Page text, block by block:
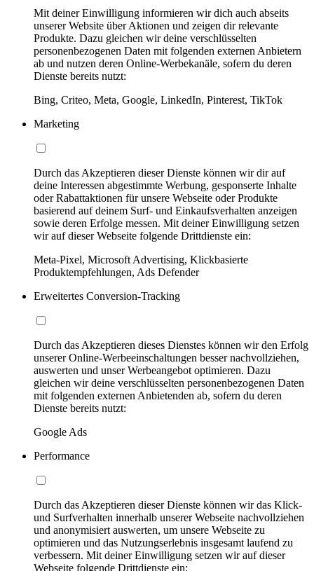
Mit deiner Einwilligung informieren wir dich auch abseits
unserer Website über Aktionen und zeigen dir relevante
Produkte. Dazu gleichen wir deine verschlüsselten
personenbezogenen Daten mit folgenden externen Anbietern
ab und nutzen deren Online-Werbekanäle, sofern du deren
Dienste bereits nutzt:
Bing, Criteo, Meta, Google, LinkedIn, Pinterest, TikTok
Marketing
Durch das Akzeptieren dieser Dienste können wir dir auf
deine Interessen abgestimmte Werbung, gesponserte Inhalte
oder Rabattaktionen für unsere Webseite oder Produkte
basierend auf deinem Surf- und Einkaufsverhalten anzeigen
sowie deren Erfolge messen. Mit deiner Einwilligung setzen
wir auf dieser Webseite folgende Drittdienste ein:
Meta-Pixel, Microsoft Advertising, Klickbasierte
Produktempfehlungen, Ads Defender
Erweitertes Conversion-Tracking
Durch das Akzeptieren dieses Dienstes können wir den Erfolg
unserer Online-Werbeeinschaltungen besser nachvollziehen,
auswerten und unser Werbeangebot optimieren. Dazu
gleichen wir deine verschlüsselten personenbezogenen Daten
mit folgenden externen Anbietenden ab, sofern du deren
Dienste bereits nutzt:
Google Ads
Performance
Durch das Akzeptieren dieser Dienste können wir das Klick-
und Surfverhalten innerhalb unserer Webseite nachvollziehen
und anonymisiert auswerten, um unsere Webseite zu
optimieren und das Nutzungserlebnis insgesamt laufend zu
verbessern. Mit deiner Einwilligung setzen wir auf dieser
Webseite folgende Drittdienste ein: